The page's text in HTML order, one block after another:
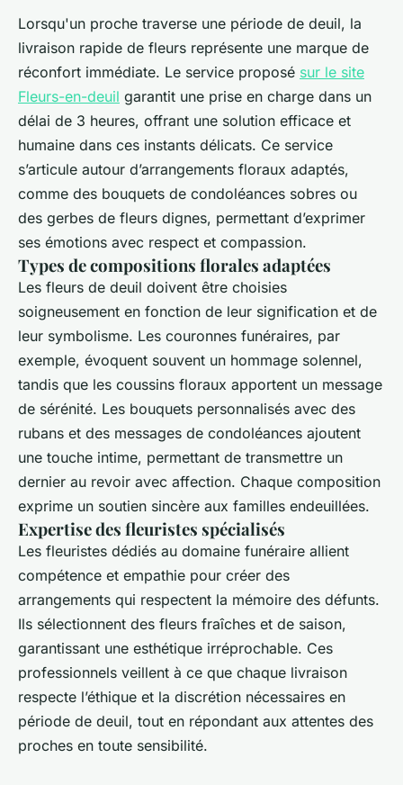
Lorsqu'un proche traverse une période de deuil, la
livraison rapide de fleurs représente une marque de
réconfort immédiate. Le service proposé sur le site
Fleurs-en-deuil garantit une prise en charge dans un
délai de 3 heures, offrant une solution efficace et
humaine dans ces instants délicats. Ce service
s’articule autour d’arrangements floraux adaptés,
comme des bouquets de condoléances sobres ou
des gerbes de fleurs dignes, permettant d’exprimer
ses émotions avec respect et compassion.
Types de compositions florales adaptées
Les fleurs de deuil doivent être choisies
soigneusement en fonction de leur signification et de
leur symbolisme. Les couronnes funéraires, par
exemple, évoquent souvent un hommage solennel,
tandis que les coussins floraux apportent un message
de sérénité. Les bouquets personnalisés avec des
rubans et des messages de condoléances ajoutent
une touche intime, permettant de transmettre un
dernier au revoir avec affection. Chaque composition
exprime un soutien sincère aux familles endeuillées.
Expertise des fleuristes spécialisés
Les fleuristes dédiés au domaine funéraire allient
compétence et empathie pour créer des
arrangements qui respectent la mémoire des défunts.
Ils sélectionnent des fleurs fraîches et de saison,
garantissant une esthétique irréprochable. Ces
professionnels veillent à ce que chaque livraison
respecte l’éthique et la discrétion nécessaires en
période de deuil, tout en répondant aux attentes des
proches en toute sensibilité.